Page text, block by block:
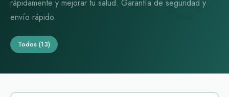
rápidamente y mejorar tu salud. Garantía de seguridad y
envío rápido.
Todos (13)